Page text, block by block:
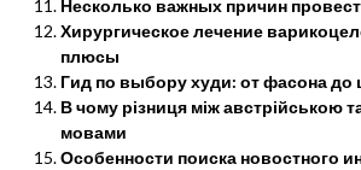
Несколько важных причин
Хирургическое лечение
плюсы
Гид по выбору худи: от фасона до
В чому різниця між австрійською
мовами
Особенности поиска новостного